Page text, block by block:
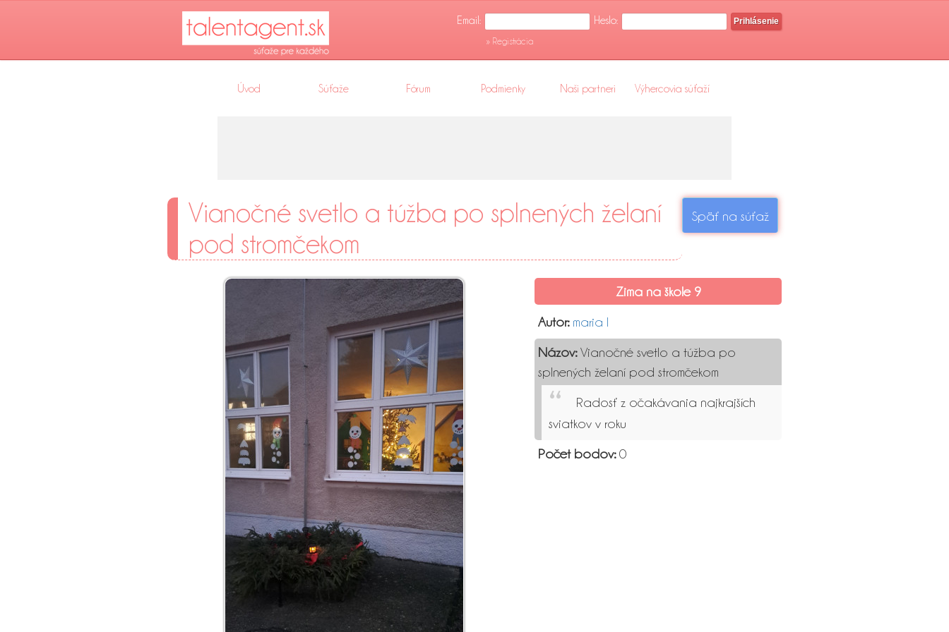
Email: Heslo:
Prihlásenie
» Registrácia
Úvod Súťaže Fórum Podmienky Naši partneri Výhercovia súťaží
Späť na súťaž
Vianočné svetlo a túžba po splnených želaní
pod stromčekom
Zima na škole 9
Autor: maria l
Názov:Vianočné svetlo a túžba po
splnených želaní pod stromčekom
Radosť z očakávania najkrajších
sviatkov v roku
Počet bodov:0